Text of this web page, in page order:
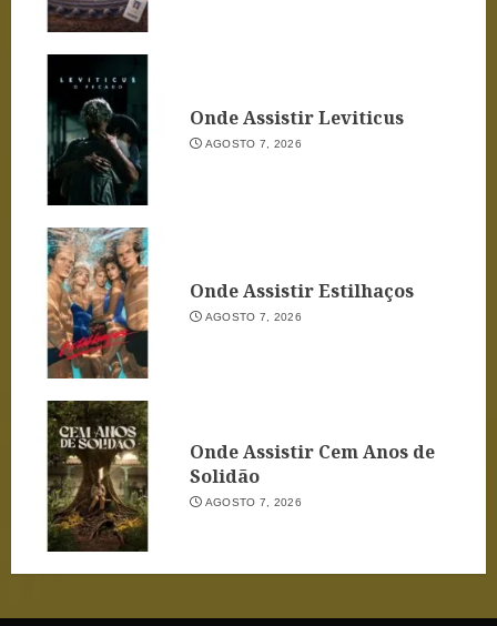
Onde Assistir Leviticus
AGOSTO 7, 2026
Onde Assistir Estilhaços
AGOSTO 7, 2026
Onde Assistir Cem Anos de
Solidão
AGOSTO 7, 2026